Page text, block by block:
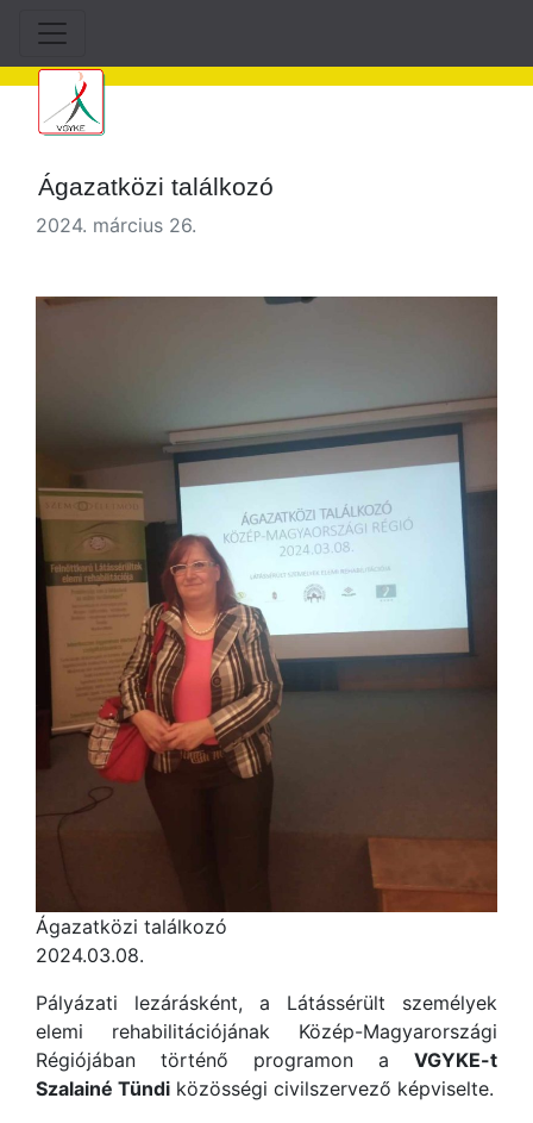
Ágazatközi találkozó
2024. március 26.
Ágazatközi találkozó
2024.03.08.
Pályázati lezárásként, a Látássérült személyek
elemi rehabilitációjának Közép-Magyarországi
Régiójában történő programon a VGYKE-t
Szalainé Tündi közösségi civilszervező képviselte.